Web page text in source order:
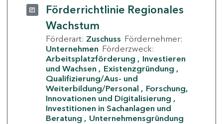
Förderrichtlinie Regionales
Wachstum
Förderart: Zuschuss Fördernehmer:
Unternehmen Förderzweck:
Arbeitsplatzförderung
Investieren
und Wachsen
Existenzgründung
Qualifizierung/Aus- und
Weiterbildung/Personal
Forschung,
Innovationen und Digitalisierung
Investitionen in Sachanlagen und
Beratung
Unternehmensgründung